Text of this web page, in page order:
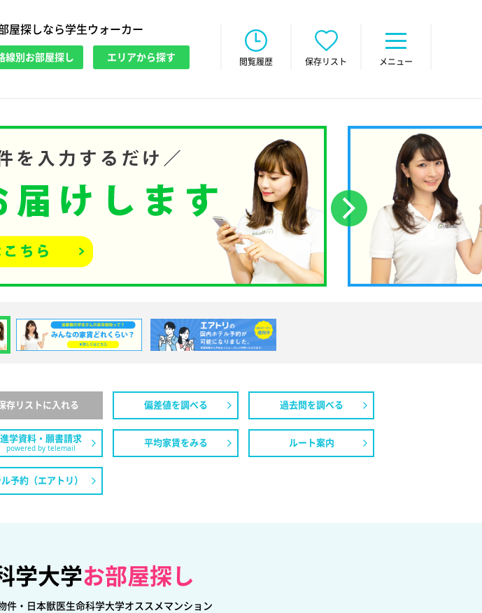
屋探しなら学生ウォーカー
線別お部屋探し エリアから探す 閲覧履歴 保存リスト メニュー
存リストに入れる 偏差値を調べる 過去問を調べる
進学資料・願書請求
powered by telemail 平均家賃をみる ルート案内
予約（エアトリ）
学大学お部屋探し
・日本獣医生命科学大学オススメマンション